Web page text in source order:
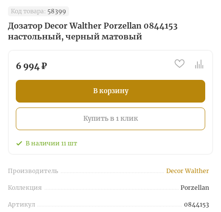
Код товара: 58399
Дозатор Decor Walther Porzellan 0844153
настольный, черный матовый
6 994 ₽
В корзину
Купить в 1 клик
В наличии 11 шт
Производитель Decor Walther
Коллекция Porzellan
Артикул 0844153